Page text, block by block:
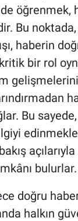
öğrenmek,
Bu
haberin
bir rol
Bu
açılarıyla
bulurlar.
doğru
halkın